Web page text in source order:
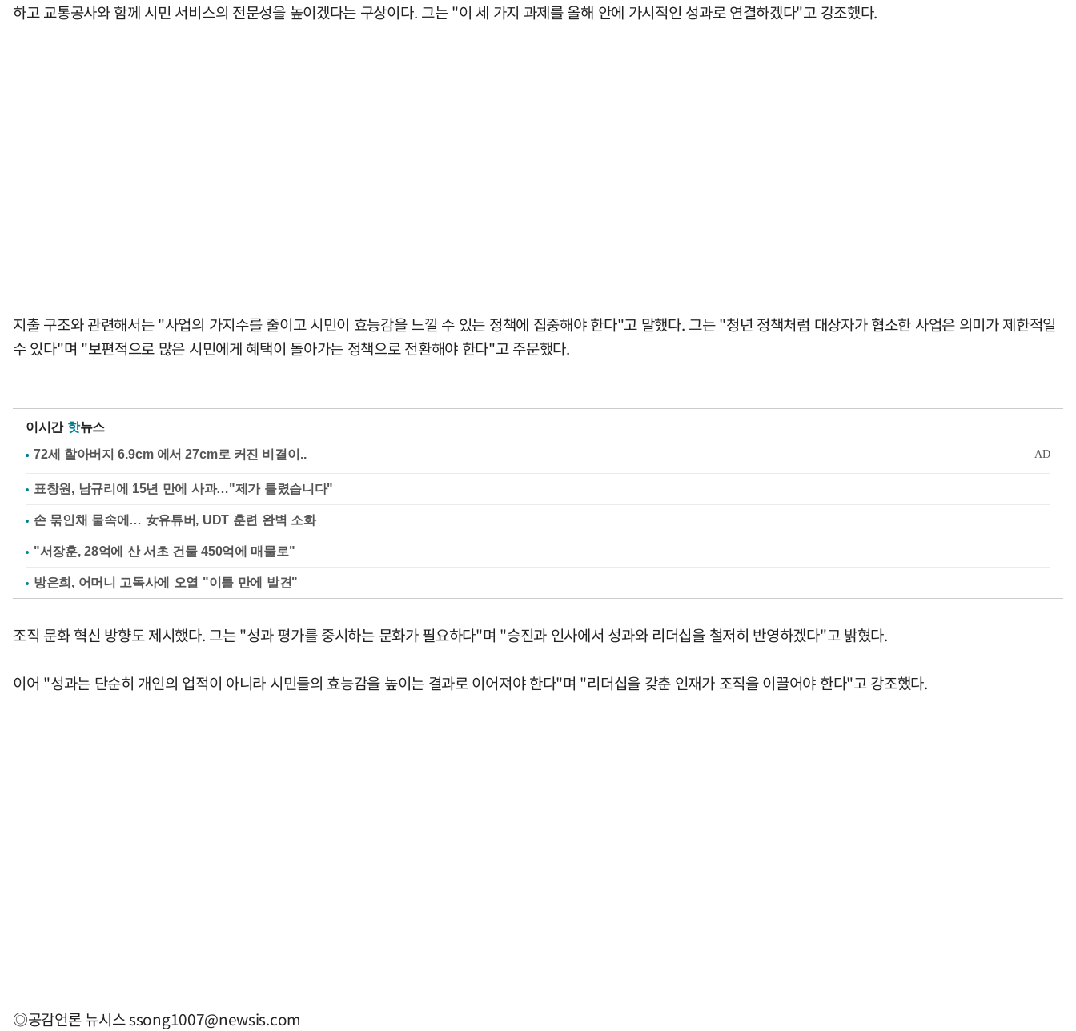
하고 교통공사와 함께 시민 서비스의 전문성을 높이겠다는 구상이다. 그는 "이 세 가지 과제를 올해 안에 가시적인 성과로 연결하겠다"고 강조했다.
지출 구조와 관련해서는 "사업의 가지수를 줄이고 시민이 효능감을 느낄 수 있는 정책에 집중해야 한다"고 말했다. 그는 "청년 정책처럼 대상자가 협소한 사업은 의미가 제한적일
수 있다"며 "보편적으로 많은 시민에게 혜택이 돌아가는 정책으로 전환해야 한다"고 주문했다.
이시간 핫뉴스
표창원, 남규리에 15년 만에 사과…"제가 틀렸습니다"
손 묶인채 물속에… 女유튜버, UDT 훈련 완벽 소화
"서장훈, 28억에 산 서초 건물 450억에 매물로"
방은희, 어머니 고독사에 오열 "이틀 만에 발견"
조직 문화 혁신 방향도 제시했다. 그는 "성과 평가를 중시하는 문화가 필요하다"며 "승진과 인사에서 성과와 리더십을 철저히 반영하겠다"고 밝혔다.
이어 "성과는 단순히 개인의 업적이 아니라 시민들의 효능감을 높이는 결과로 이어져야 한다"며 "리더십을 갖춘 인재가 조직을 이끌어야 한다"고 강조했다.
◎공감언론 뉴시스ssong1007@newsis.com